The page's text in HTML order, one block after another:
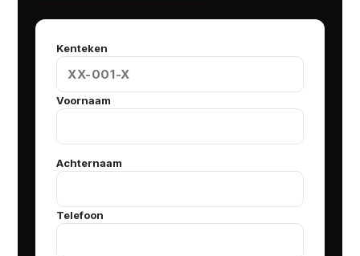
Kenteken
Voornaam
Achternaam
Telefoon